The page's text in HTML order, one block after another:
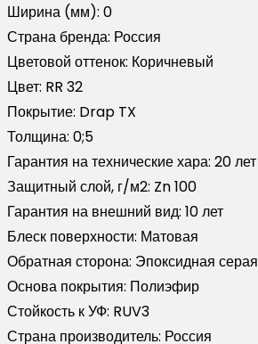
Ширина (мм): 0
Страна бренда: Россия
Цветовой оттенок: Коричневый
Цвет: RR 32
Покрытие: Drap TX
Толщина: 0;5
Гарантия на технические хара: 20 лет
Защитный слой, г/м2: Zn 100
Гарантия на внешний вид: 10 лет
Блеск поверхности: Матовая
Обратная сторона: Эпоксидная серая
Основа покрытия: Полиэфир
Стойкость к УФ: RUV3
Страна производитель: Россия